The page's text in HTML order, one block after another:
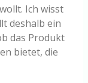
Ich wisst
deshalb ein
das Produkt
bietet, die